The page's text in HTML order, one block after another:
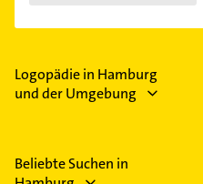
Logopädie in Hamburg
und der Umgebung
Beliebte Suchen in